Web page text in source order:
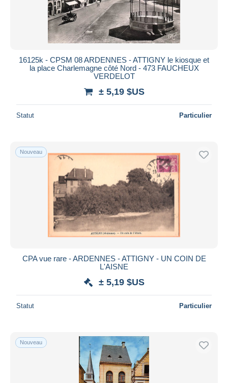
16125k - CPSM 08 ARDENNES - ATTIGNY le kiosque et
la place Charlemagne côté Nord - 473 FAUCHEUX
VERDELOT
± 5,19 $US
Statut Particulier
Nouveau
CPA vue rare - ARDENNES - ATTIGNY - UN COIN DE
L'AISNE
± 5,19 $US
Statut Particulier
Nouveau